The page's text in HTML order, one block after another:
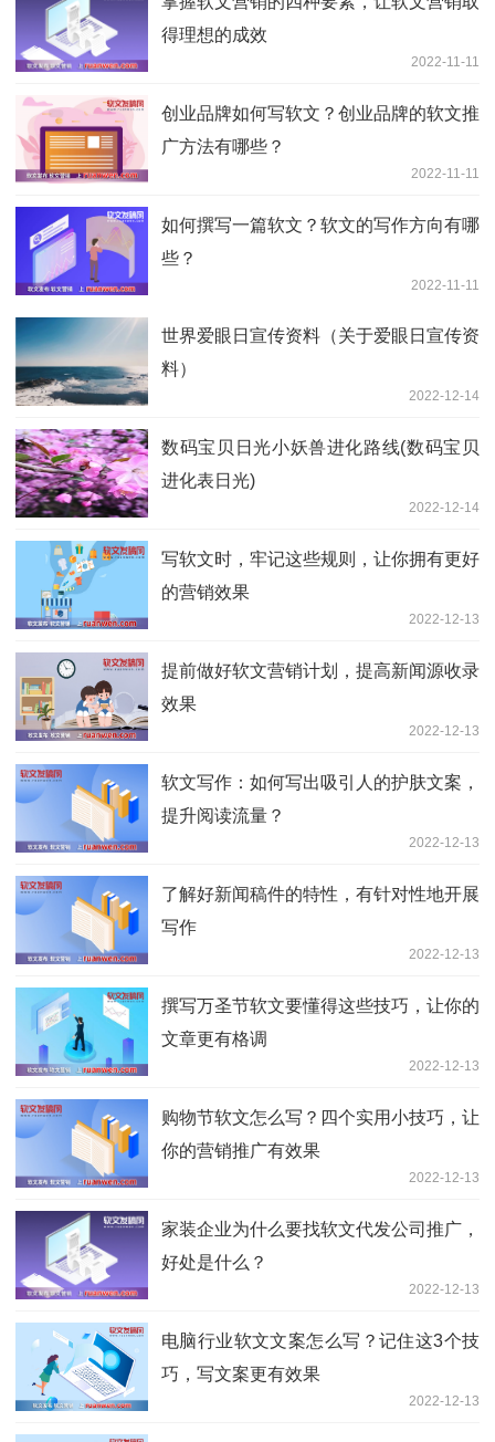
得理想的成效
2022-11-11
创业品牌如何写软文？创业品牌的软文推
广方法有哪些？
2022-11-11
如何撰写一篇软文？软文的写作方向有哪
些？
2022-11-11
世界爱眼日宣传资料（关于爱眼日宣传资
料）
2022-12-14
数码宝贝日光小妖兽进化路线(数码宝贝
进化表日光)
2022-12-14
写软文时，牢记这些规则，让你拥有更好
的营销效果
2022-12-13
提前做好软文营销计划，提高新闻源收录
效果
2022-12-13
软文写作：如何写出吸引人的护肤文案，
提升阅读流量？
2022-12-13
了解好新闻稿件的特性，有针对性地开展
写作
2022-12-13
撰写万圣节软文要懂得这些技巧，让你的
文章更有格调
2022-12-13
购物节软文怎么写？四个实用小技巧，让
你的营销推广有效果
2022-12-13
家装企业为什么要找软文代发公司推广，
好处是什么？
2022-12-13
电脑行业软文文案怎么写？记住这3个技
巧，写文案更有效果
2022-12-13